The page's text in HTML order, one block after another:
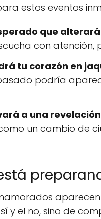
estos eventos
que
con
tu corazón en
podría
a una
un cambio de
y el no, sino de